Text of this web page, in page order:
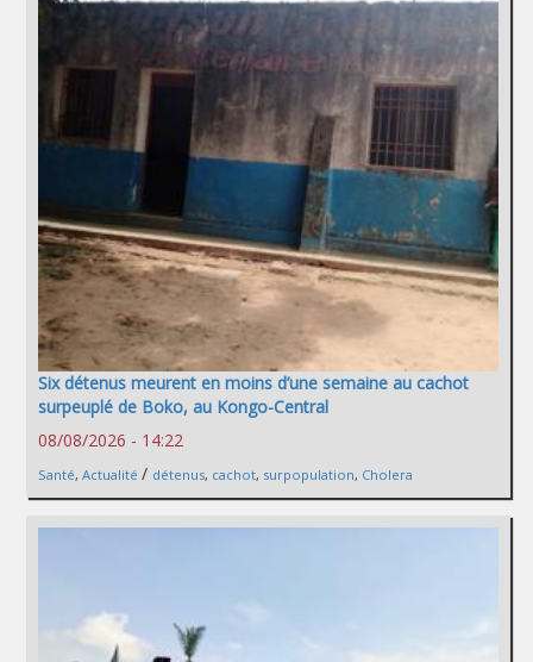
Six détenus meurent en moins d’une semaine au cachot
surpeuplé de Boko, au Kongo-Central
08/08/2026 - 14:22
Santé, Actualité / détenus, cachot, surpopulation, Cholera